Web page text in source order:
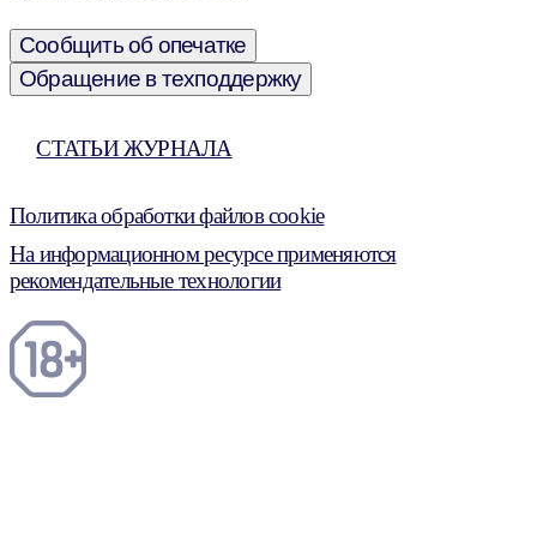
Сообщить об опечатке
Обращение в техподдержку
СТАТЬИ ЖУРНАЛА
Политика обработки файлов cookie
На информационном ресурсе применяются
рекомендательные технологии